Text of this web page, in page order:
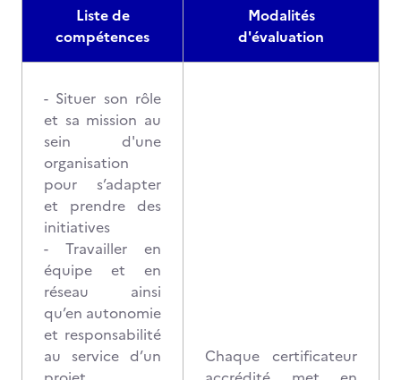
Liste de
compétences
Modalités
d'évaluation
- Situer son rôle
et sa mission au
sein d'une
organisation
pour s’adapter
et prendre des
initiatives
- Travailler en
équipe et en
réseau ainsi
qu’en autonomie
et responsabilité
au service d’un
Chaque certificateur